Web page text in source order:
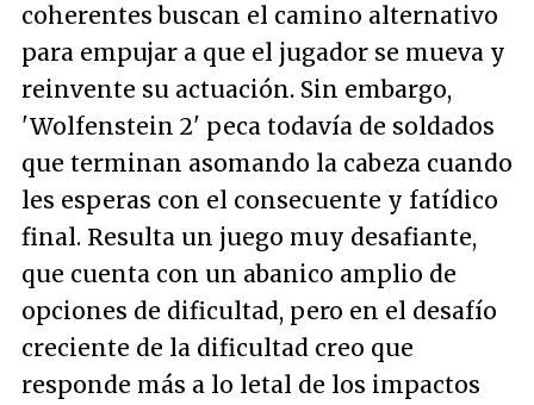
coherentes buscan el camino alternativo
para empujar a que el jugador se mueva y
reinvente su actuación. Sin embargo,
'Wolfenstein 2' peca todavía de soldados
que terminan asomando la cabeza cuando
les esperas con el consecuente y fatídico
final. Resulta un juego muy desafiante,
que cuenta con un abanico amplio de
opciones de dificultad, pero en el desafío
creciente de la dificultad creo que
responde más a lo letal de los impactos